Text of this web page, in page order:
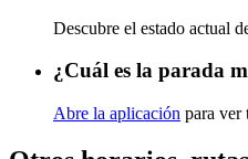
Descubre el estado actual
¿Cuál es la parada
Abre la aplicación para ver